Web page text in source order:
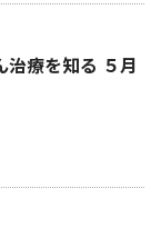
治療を知る ５月